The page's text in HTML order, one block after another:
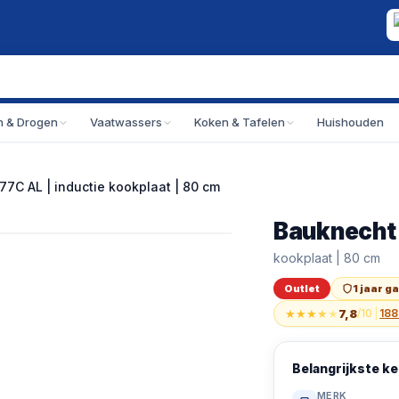
& Drogen Vaatwassers Koken & Tafelen Huishouden
AL | inductie kookplaat | 80 cm
Outlet
Bauknecht | BS
Bauknecht
kookplaat | 80 cm
Outlet 1 jaar
★★★★★7,8/10
Belangrijkste
MERK